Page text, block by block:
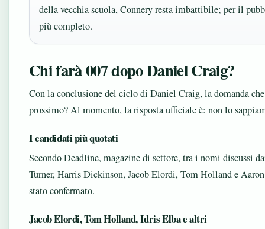
della vecchia scuola, Connery resta imbattibile; per il
più completo.
Chi farà 007 dopo Daniel Craig?
Con la conclusione del ciclo di Daniel Craig, la domanda
prossimo? Al momento, la risposta ufficiale è: non lo
I candidati più quotati
Secondo Deadline, magazine di settore, tra i nomi discussi
Turner, Harris Dickinson, Jacob Elordi, Tom Holland e
stato confermato.
Jacob Elordi, Tom Holland, Idris Elba e altri